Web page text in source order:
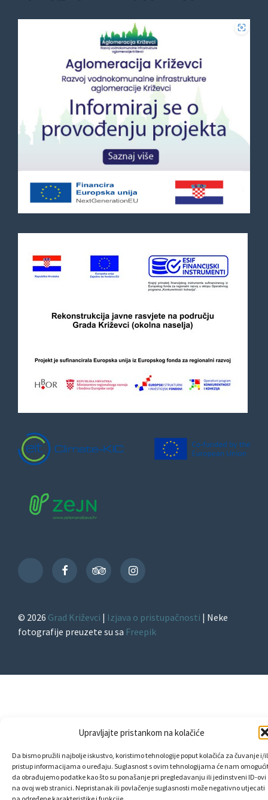
Upravljajte pristankom na kolačiće
Da bismo pružili najbolje iskustvo, koristimo tehnologije poput kolačića za čuvanje i/
pristup informacijama o uređaju. Suglasnost s ovim tehnologijama će nam
da obrađujemo podatke kao što su ponašanje pri pregledavanju ili jedinstveni ID-ovi
na ovoj web stranici. Nepristanak ili povlačenje suglasnosti može negativno utjecati
TikTok
FacebookTripAdvisorInstagram
© 2026 Grad Križevci | Izjava o pristupačnosti | Neke
fotografije preuzete su sa Freepik